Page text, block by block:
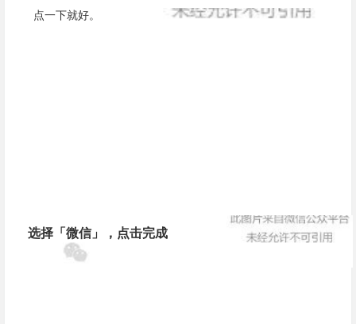
点一下就好。
选择「 微信」，点击完成